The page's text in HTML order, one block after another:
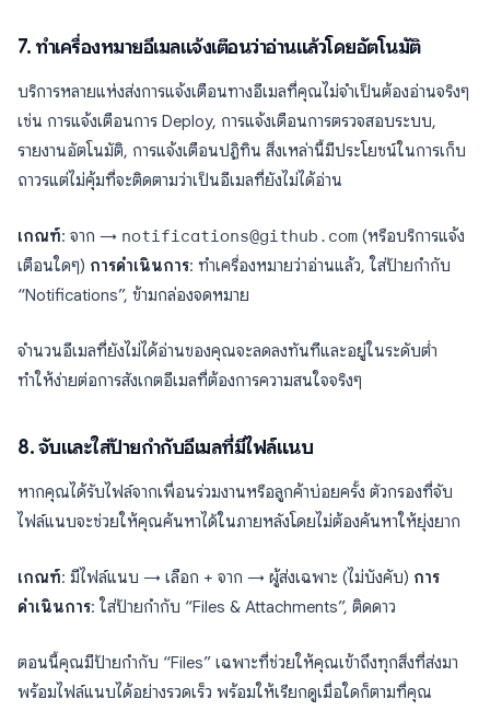
7. ทำเครื่องหมายอีเมลแจ้งเตือนว่าอ่านแล้วโดยอัตโนมัติ
บริการหลายแห่งส่งการแจ้งเตือนทางอีเมลที่คุณไม่จำเป็นต้องอ่านจริงๆ
เช่น การแจ้งเตือนการ Deploy, การแจ้งเตือนการตรวจสอบระบบ,
รายงานอัตโนมัติ, การแจ้งเตือนปฏิทิน สิ่งเหล่านี้มีประโยชน์ในการเก็บ
ถาวรแต่ไม่คุ้มที่จะติดตามว่าเป็นอีเมลที่ยังไม่ได้อ่าน
เกณฑ์: จาก → notifications@github.com (หรือบริการแจ้ง
เตือนใดๆ) การดำเนินการ: ทำเครื่องหมายว่าอ่านแล้ว, ใส่ป้ายกำกับ
“Notifications”, ข้ามกล่องจดหมาย
จำนวนอีเมลที่ยังไม่ได้อ่านของคุณจะลดลงทันทีและอยู่ในระดับต่ำ
ทำให้ง่ายต่อการสังเกตอีเมลที่ต้องการความสนใจจริงๆ
8. จับและใส่ป้ายกำกับอีเมลที่มีไฟล์แนบ
หากคุณได้รับไฟล์จากเพื่อนร่วมงานหรือลูกค้าบ่อยครั้ง ตัวกรองที่จับ
ไฟล์แนบจะช่วยให้คุณค้นหาได้ในภายหลังโดยไม่ต้องค้นหาให้ยุ่งยาก
เกณฑ์: มีไฟล์แนบ → เลือก + จาก → ผู้ส่งเฉพาะ (ไม่บังคับ) การ
ดำเนินการ: ใส่ป้ายกำกับ “Files & Attachments”, ติดดาว
ตอนนี้คุณมีป้ายกำกับ “Files” เฉพาะที่ช่วยให้คุณเข้าถึงทุกสิ่งที่ส่งมา
พร้อมไฟล์แนบได้อย่างรวดเร็ว พร้อมให้เรียกดูเมื่อใดก็ตามที่คุณ